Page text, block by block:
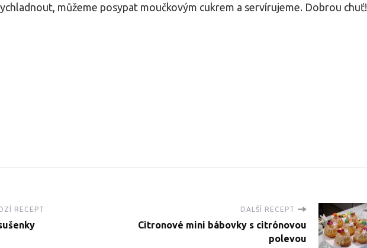
můžeme posypat moučkovým cukrem a servírujeme. Dobrou chuť!
RECEPT DALŠÍ RECEPT
Citronové mini bábovky s citrónovou
polevou